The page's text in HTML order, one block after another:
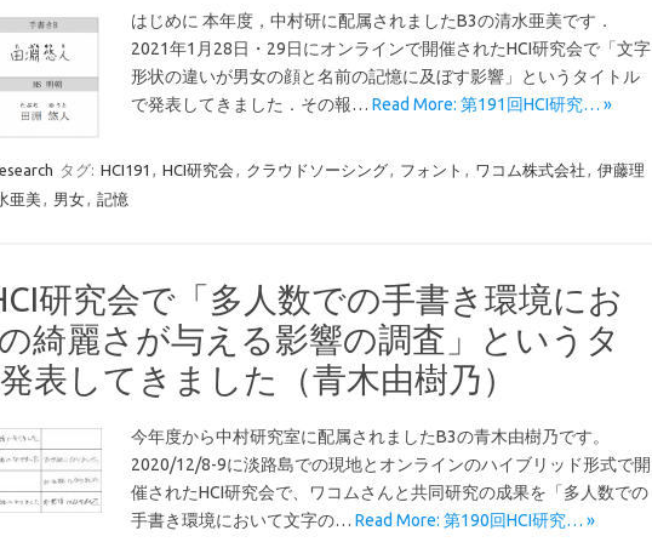
はじめに 本年度，中村研に配属されましたB3の清水亜美です．
2021年1月28日・29日にオンラインで開催されたHCI研究会で「文字
形状の違いが男女の顔と名前の記憶に及ぼす影響」というタイトル
で発表してきました．その報… Read More: 第191回HCI研究… »
タグ: HCI191 HCI研究会 クラウドソーシング フォント ワコム株式会社
伊藤理
亜美 男女 記憶
研究会で「多人数での手書き環境にお
綺麗さが与える影響の調査」というタ
表してきました（青木由樹乃）
今年度から中村研究室に配属されましたB3の青木由樹乃です。
2020/12/8-9に淡路島での現地とオンラインのハイブリッド形式で開
催されたHCI研究会で、ワコムさんと共同研究の成果を「多人数での
手書き環境において文字の… Read More: 第190回HCI研究… »